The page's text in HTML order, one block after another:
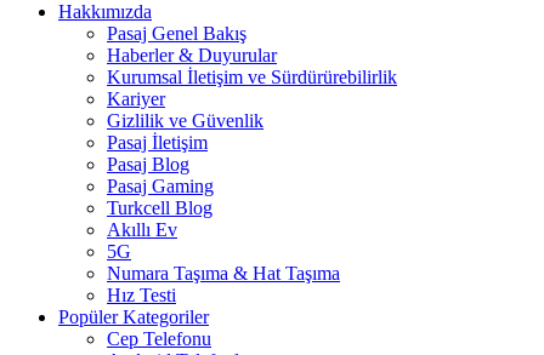
Hakkımızda
Pasaj Genel Bakış
Haberler & Duyurular
Kurumsal İletişim ve Sürdürürebilirlik
Kariyer
Gizlilik ve Güvenlik
Pasaj İletişim
Pasaj Blog
Pasaj Gaming
Turkcell Blog
Akıllı Ev
5G
Numara Taşıma & Hat Taşıma
Hız Testi
Popüler Kategoriler
Cep Telefonu